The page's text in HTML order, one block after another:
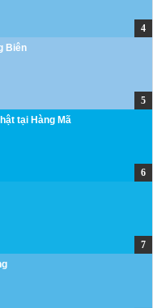
Biên
tại Hàng Mã